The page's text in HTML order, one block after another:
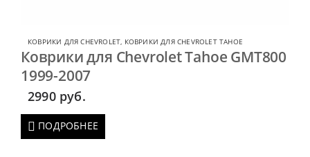
КОВРИКИ ДЛЯ CHEVROLET, КОВРИКИ ДЛЯ CHEVROLET TAHOE
Коврики для Chevrolet Tahoe GMT800
1999-2007
2990 руб.
ПОДРОБНЕЕ